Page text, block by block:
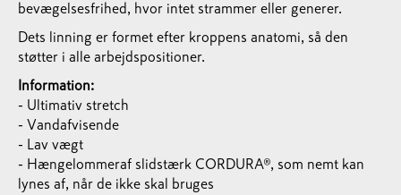
bevægelsesfrihed, hvor intet strammer eller generer.
Dets linning er formet efter kroppens anatomi, så den
støtter i alle arbejdspositioner.
Information:
- Ultimativ stretch
- Vandafvisende
- Lav vægt
- Hængelommeraf slidstærk CORDURA®, som nemt kan
lynes af, når de ikke skal bruges